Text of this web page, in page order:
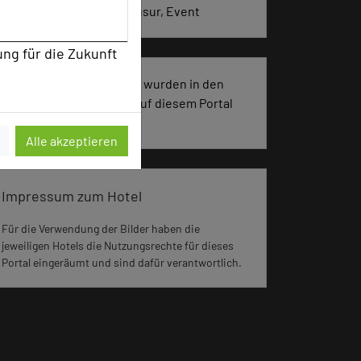
für die Zukunft
Alle akzeptieren
Seminar, Konferenz, Klausur, Event
256 Seiten dieses Hotels wurden in den
vergangenen 30 Tagen auf diesem Portal
aufgerufen.
Impressum zum Hotel
Für die Verwendung der Bilder haben die
jeweiligen Hotels die Nutzungsrechte für dieses
Portal eingeräumt und sind dafür verantwortlich.